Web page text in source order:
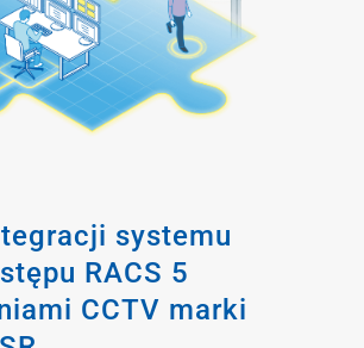
systemu
RACS 5
CCTV marki